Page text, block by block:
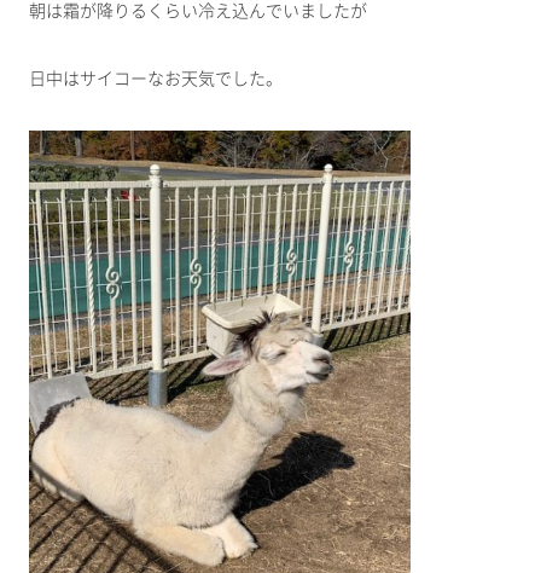
朝は霜が降りるくらい冷え込んでいましたが
日中はサイコーなお天気でした。